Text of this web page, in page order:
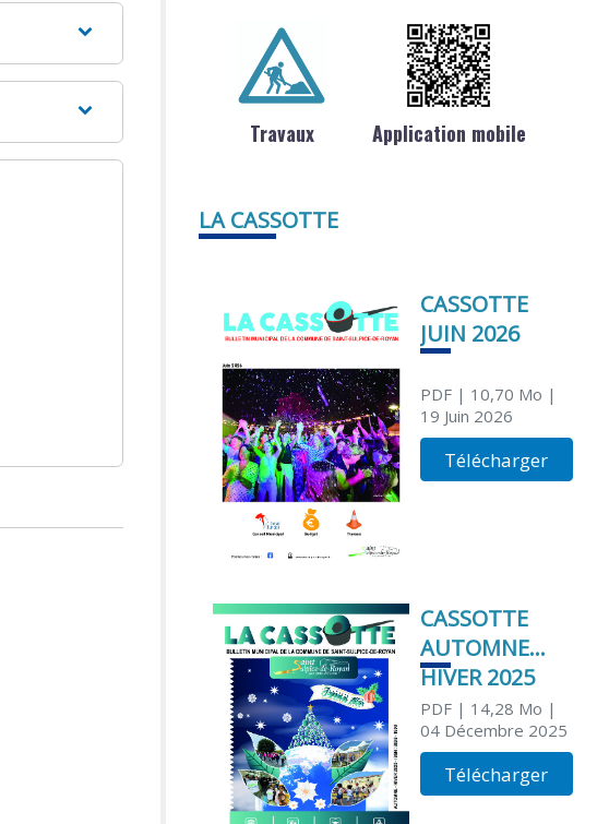
Travaux Application mobile
LA CASSOTTE
CASSOTTE
JUIN 2026
PDF| 10,70 Mo |
19 Juin 2026
Télécharger
CASSOTTE
AUTOMNE
HIVER 2025
PDF| 14,28 Mo |
04 Décembre 2025
Télécharger